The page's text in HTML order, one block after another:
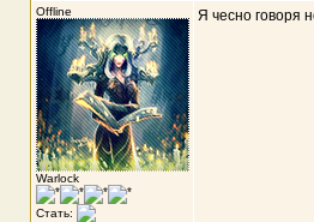
Offline
Warlock
Стать:
Я чесно говоря